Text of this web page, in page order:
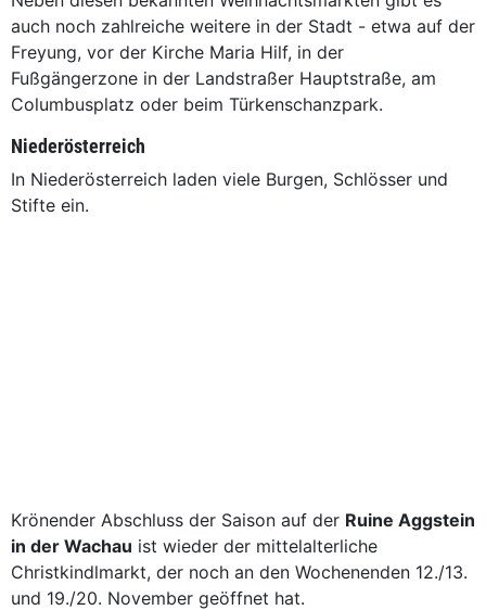
auch noch zahlreiche weitere in der Stadt - etwa auf der
Freyung, vor der Kirche Maria Hilf, in der
Fußgängerzone in der Landstraßer Hauptstraße, am
Columbusplatz oder beim Türkenschanzpark.
Niederösterreich
In Niederösterreich laden viele Burgen, Schlösser und
Stifte ein.
Krönender Abschluss der Saison auf der Ruine Aggstein
in der Wachau ist wieder der mittelalterliche
Christkindlmarkt, der noch an den Wochenenden 12./13.
und 19./20. November geöffnet hat.